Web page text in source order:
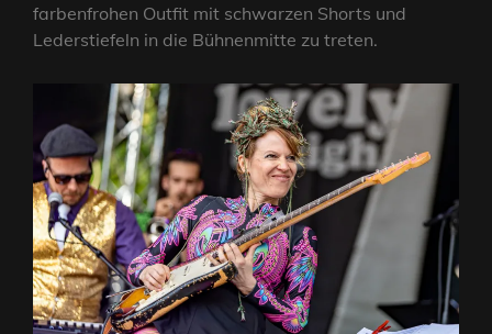
farbenfrohen Outfit mit schwarzen Shorts und
Lederstiefeln in die Bühnenmitte zu treten.